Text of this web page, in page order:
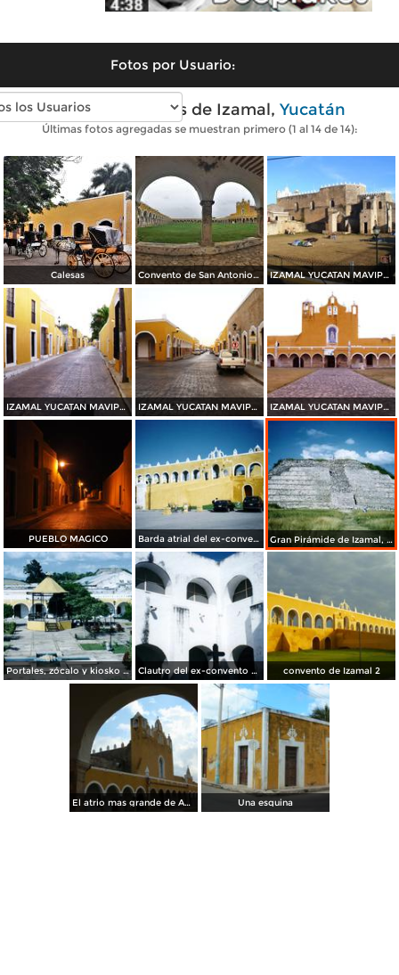
Fotos por Usuario:
Fotos modernas de Izamal, Yucatán
Últimas fotos agregadas se muestran primero (1 al 14 de 14):
Calesas Convento de San Antonio de Padua IZAMAL YUCATAN MAVIPOL
IZAMAL YUCATAN MAVIPOL IZAMAL YUCATAN MAVIPOL IZAMAL YUCATAN MAVIPOL
PUEBLO MAGICO Barda atrial del ex-convento de San Antonio de Padua, siglo XVII. Izamal, Yucatán Gran Pirámide de Izamal, Yucatán
Portales, zócalo y kiosko de Izamal, Yucatán. Clautro del ex-convento de San Antonio de Padua, siglo XVII. Izamal, Yucatán convento de Izamal 2
El atrio mas grande de America Latina Una esquina